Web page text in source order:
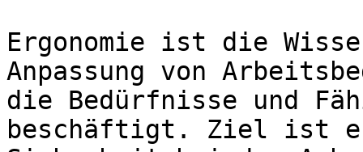
Ergonomie ist die
Anpassung von
die Bedürfnisse und
beschäftigt. Ziel ist